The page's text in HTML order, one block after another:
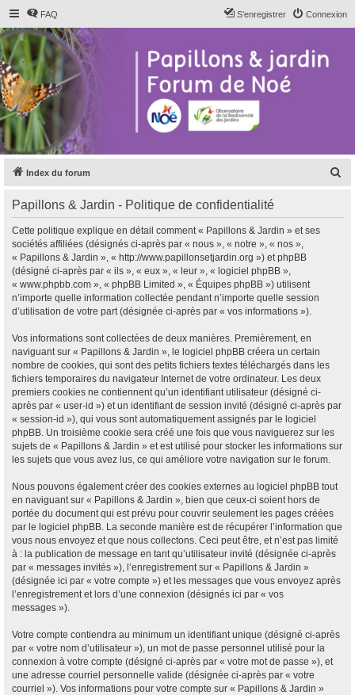
FAQ Connexion
S’enregistrer
Index du forum
Papillons & Jardin - Politique de confidentialité
Cette politique explique en détail comment « Papillons & Jardin » et ses
sociétés affiliées (désignés ci-après par « nous », « notre », « nos »,
« Papillons & Jardin », « http://www.papillonsetjardin.org ») et phpBB
(désigné ci-après par « ils », « eux », « leur », « logiciel phpBB »,
« www.phpbb.com », « phpBB Limited », « Équipes phpBB ») utilisent
n’importe quelle information collectée pendant n’importe quelle session
d’utilisation de votre part (désignée ci-après par « vos informations »).
Vos informations sont collectées de deux manières. Premièrement, en
naviguant sur « Papillons & Jardin », le logiciel phpBB créera un certain
nombre de cookies, qui sont des petits fichiers textes téléchargés dans les
fichiers temporaires du navigateur Internet de votre ordinateur. Les deux
premiers cookies ne contiennent qu’un identifiant utilisateur (désigné ci-
après par « user-id ») et un identifiant de session invité (désigné ci-après par
« session-id »), qui vous sont automatiquement assignés par le logiciel
phpBB. Un troisième cookie sera créé une fois que vous naviguerez sur les
sujets de « Papillons & Jardin » et est utilisé pour stocker les informations sur
les sujets que vous avez lus, ce qui améliore votre navigation sur le forum.
Nous pouvons également créer des cookies externes au logiciel phpBB tout
en naviguant sur « Papillons & Jardin », bien que ceux-ci soient hors de
portée du document qui est prévu pour couvrir seulement les pages créées
par le logiciel phpBB. La seconde manière est de récupérer l’information que
vous nous envoyez et que nous collectons. Ceci peut être, et n’est pas limité
à : la publication de message en tant qu’utilisateur invité (désignée ci-après
par « messages invités »), l’enregistrement sur « Papillons & Jardin »
(désignée ici par « votre compte ») et les messages que vous envoyez après
l’enregistrement et lors d’une connexion (désignés ici par « vos
messages »).
Votre compte contiendra au minimum un identifiant unique (désigné ci-après
par « votre nom d’utilisateur »), un mot de passe personnel utilisé pour la
connexion à votre compte (désigné ci-après par « votre mot de passe »), et
une adresse courriel personnelle valide (désignée ci-après par « votre
courriel »). Vos informations pour votre compte sur « Papillons & Jardin »